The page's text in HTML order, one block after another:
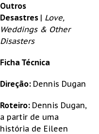
Outros
Desastres | Love,
Weddings & Other
Disasters
Ficha Técnica
Direção: Dennis Dugan
Roteiro: Dennis Dugan,
a partir de uma
história de Eileen